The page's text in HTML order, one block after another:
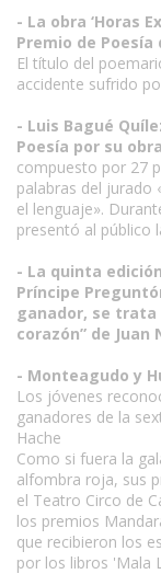
- La obra ‘Horas
Premio de Poesía
El título del
accidente sufrido
- Luis Bagué
Poesía por su
compuesto por 27
palabras del jurado
el lenguaje».
presentó al público
- La quinta
Príncipe
ganador, se trata
corazón” de
- Monteagudo y
Los jóvenes
ganadores de la
Hache
Como si fuera la
alfombra roja, sus
el Teatro Circo de
los premios
que recibieron los
por los libros 'Mala